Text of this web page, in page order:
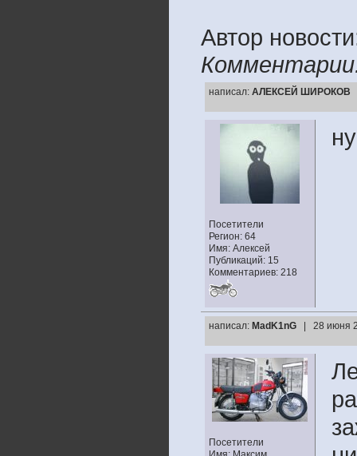
Автор
написал: АЛЕКСЕЙ ШИРОКОВ
Посетители
Регион: 64
Имя: Алексей
Публикаций: 15
Комментариев: 218
написал: MadK1nG | 28 июня
Посетители